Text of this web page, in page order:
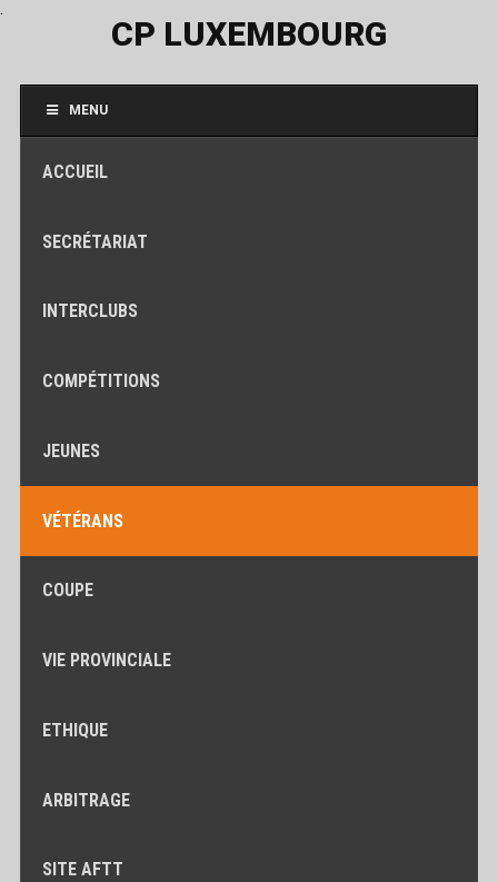
.
CP LUXEMBOURG
MENU
ACCUEIL
SECRÉTARIAT
INTERCLUBS
COMPÉTITIONS
JEUNES
VÉTÉRANS
COUPE
VIE PROVINCIALE
ETHIQUE
ARBITRAGE
SITE AFTT